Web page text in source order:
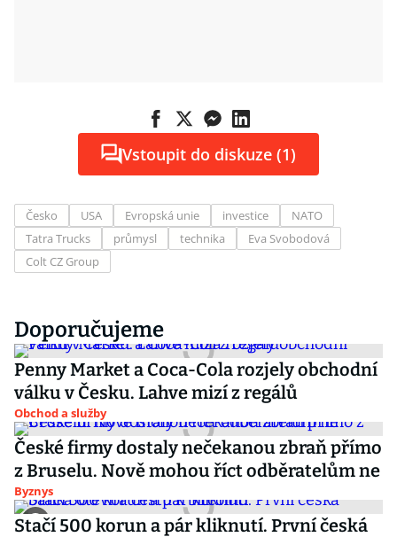
Vstoupit do diskuze (1)
Česko USA Evropská unie investice
NATO
Tatra Trucks
průmysl technika
Eva Svobodová
Colt CZ Group
Doporučujeme
Penny Market a Coca-Cola rozjely obchodní
válku v Česku. Lahve mizí z regálů
Obchod a služby
České firmy dostaly nečekanou zbraň přímo
z Bruselu. Nově mohou říct odběratelům ne
Byznys
Stačí 500 korun a pár kliknutí. První česká